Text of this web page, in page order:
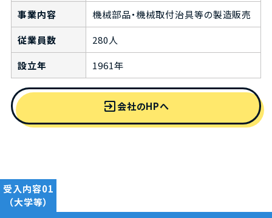
事業内容
機械部品・機械取付治具等の製造販売
従業員数
280人
設立年
1961年
exit_to_app会社のHPへ
受入内容01
（大学等）